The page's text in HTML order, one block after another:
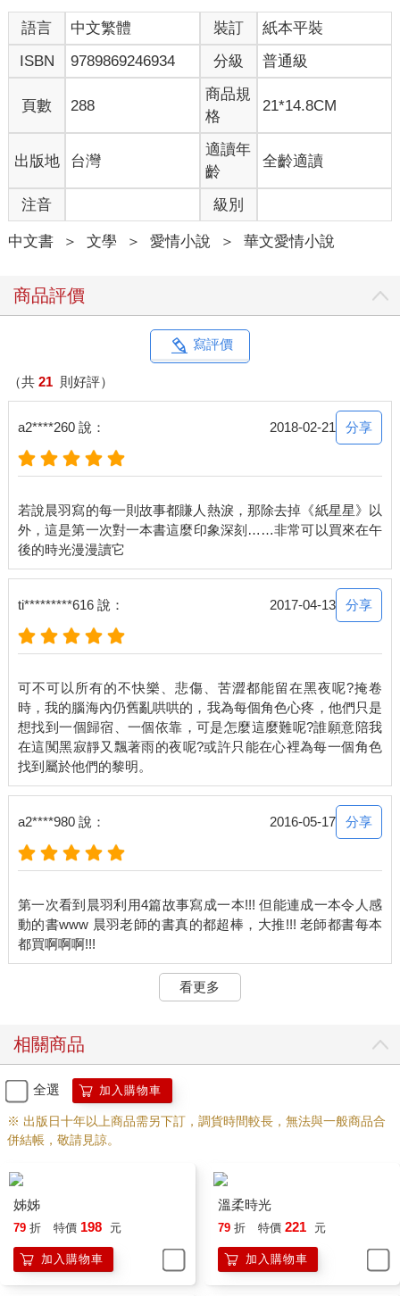
裡。
由於隔了一小段距離，男人從頭到尾都沒有發現有人跟著他進了
樓。
男人在五樓一扇門前站定，掏出鑰匙開門，她屏息站在四樓的樓
梯間，透過間隙望著他。直到他進屋十分鐘後，她才躡手躡腳地
站在男人家門前，仔細觀察起來。
這棟大樓一共有六層，男人就住在第五層。
面前的暗紅色鐵門斑駁生鏽，白色內門也已經泛黃掉漆，和她想
像中很不一樣，她原以為對方住的地方會看起來更體面、更有
此時已是深夜十一點半，她不曉得男人是否會再出門。
但無論如何，她已經知道他所居住的樓層，也可以自由進出這棟
大樓，如此一來，明天就不必待在外頭吹冷風了。這麼一想，她
竟有些心滿意足。
隔日，她便不再到對方上班的地方等待，而是算準他的下班時
只要聽見鐵門關門聲自一樓傳來，她就會從六樓的樓梯間往下窺
而今天，是她坐在這裡等待的第三天。
她一邊吃著熱騰騰的關東煮，一邊低頭滑手機，覺得累了，就抬
頭環顧四周，站起來舒展四肢。
醜陋的壁癌布滿一整片白牆，天花板有幾處還垂掛著蜘蛛網，她
不禁納悶，怎麼會有人願意住在這麼破舊的大樓裡？這棟大樓無
的，十分陰森恐怖。
一陣冷風從樓梯間大敞的窗戶吹來，打斷了她的想像，她瑟瑟打
了個哆嗦，眼角餘光瞄到一旁的灰色鐵門。
等待樓下男人回家的這三天，她不曾見過有人從六樓的這扇門進
出。
不曉得是住在裡頭的人出遠門，還是這戶根本就沒人居住，不管
怎樣，沒人在也好，這樣就不會有人發現她守在這裡了。
一個女人的個人專頁上。
沒多久，她的目光忽然定住，牢牢的盯著手機，那個女人更新動
照片裡的女人，雙手捧著插上蠟燭的生日蛋糕，與一個男人站在
一塊。
男子十分親暱地摟住女子的肩，並且親吻她的臉頰，兩人臉上帶
著笑，表情洋溢著滿滿幸福。
今天真的很開心，謝謝大家的祝福。
今年最最最讓我感到幸福的事，就是遇見了我的北鼻。
親愛的北鼻，謝謝你給我的驚喜，害我感動到哭惹……希望往後
的生日，都能有你陪在我的身邊，我愛尼：）— 覺得被愛。
這篇動態才發布短短一分鐘，底下就湧入了許多留言。
語言 中文繁體 裝訂
紙本平裝
ISBN
9789869246934 分級 普通級
頁數 288
商品規
格
21*14.8CM
出版地 台灣
適讀年
齡
全齡適讀
注音 級別
中文書 ＞ 文學 ＞ 愛情小說 ＞ 華文愛情小說
商品評價
寫評價
（共 21 則好評）
a2****260 說： 2018-02-21 分享
若說晨羽寫的每一則故事都賺人熱淚，那除去掉《紙星星》以
外，這是第一次對一本書這麼印象深刻……非常可以買來在午
ti*********616 說： 2017-04-13 分享
可不可以所有的不快樂、悲傷、苦澀都能留在黑夜呢?掩卷
時，我的腦海內仍舊亂哄哄的，我為每個角色心疼，他們只是
想找到一個歸宿、一個依靠，可是怎麼這麼難呢?誰願意陪我
在這闃黑寂靜又飄著雨的夜呢?或許只能在心裡為每一個角色
a2****980 說： 2016-05-17 分享
第一次看到晨羽利用4篇故事寫成一本!!! 但能連成一本令人感
動的書www 晨羽老師的書真的都超棒，大推!!! 老師都書每本
看更多
相關商品
全選 加入購物車
※ 出版日十年以上商品需另下訂，調貨時間較長，無法與一般商品合
併結帳，敬請見諒。
姊姊
79 折 特價 198 元
加入購物車
溫柔時光
79 折 特價 221 元
加入購物車